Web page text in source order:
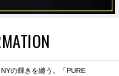
NYの輝きを纏う。「PURE